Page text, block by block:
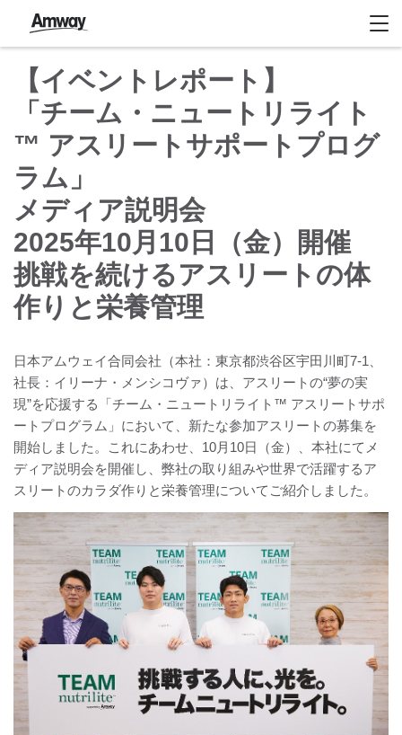
【イベントレポート】
「チーム・ニュートリライト
™ アスリートサポートプログ
ラム」
メディア説明会
2025年10月10日（金）開催
挑戦を続けるアスリートの体
作りと栄養管理
日本アムウェイ合同会社（本社：東京都渋谷区宇田川町7-1、
社長：イリーナ・メンシコヴァ）は、アスリートの“夢の実
現”を応援する「チーム・ニュートリライト™ アスリートサポ
ートプログラム」において、新たな参加アスリートの募集を
開始しました。これにあわせ、10月10日（金）、本社にてメ
ディア説明会を開催し、弊社の取り組みや世界で活躍するア
スリートのカラダ作りと栄養管理についてご紹介しました。